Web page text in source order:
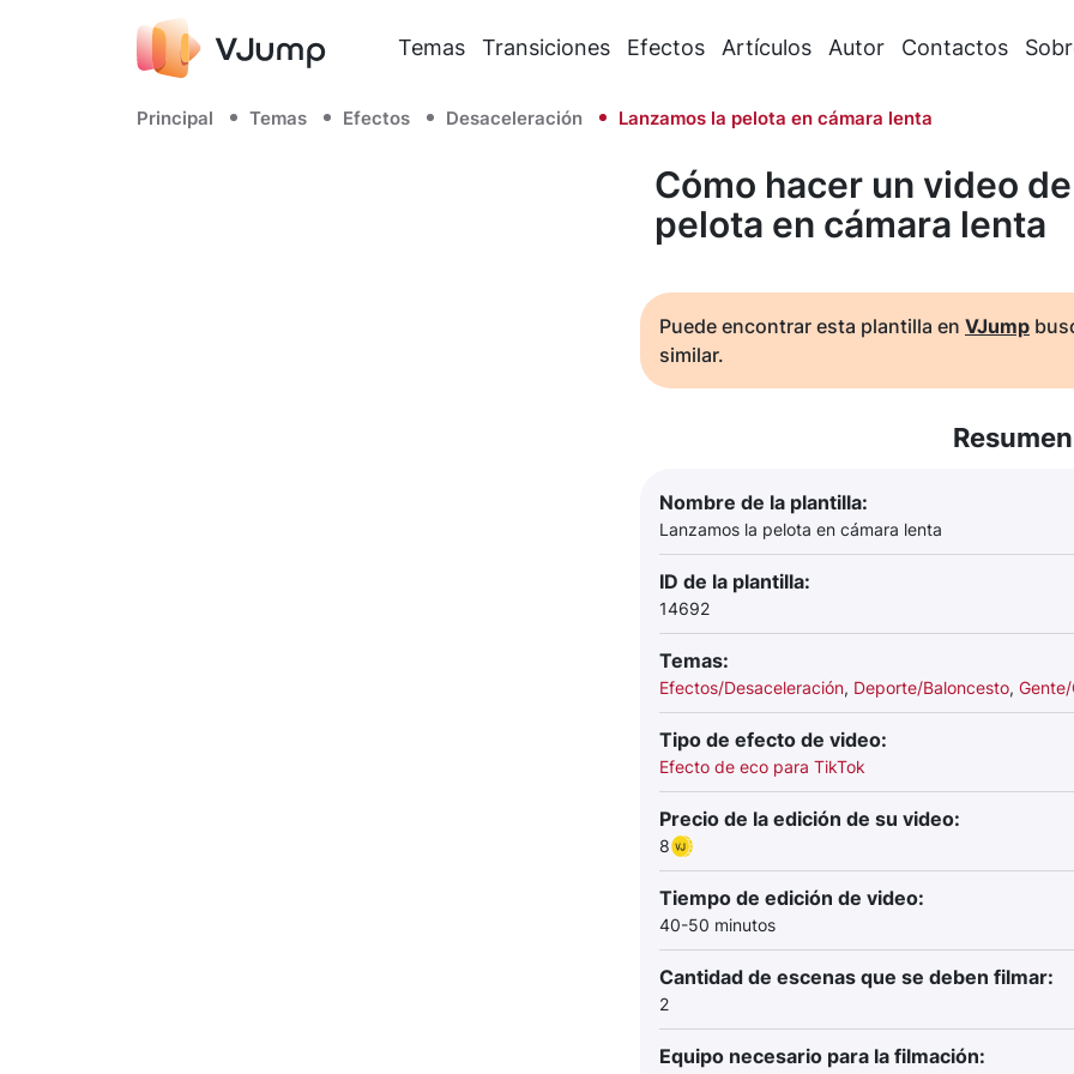
Temas Transiciones Efectos Artículos Autor Contactos
Principal Temas Efectos Desaceleración Lanzamos la pelota en cámara lenta
Cómo hacer un video
pelota en cámara lenta
Puede encontrar esta plantilla en VJump
similar.
Nombre de la plantilla:
Lanzamos la pelota en cámara lenta
ID de la plantilla:
14692
Temas:
Efectos/Desaceleración, Deporte/Baloncesto,
Tipo de efecto de video:
Efecto de eco para TikTok
Precio de la edición de su video:
8
Tiempo de edición de video:
40-50 minutos
Cantidad de escenas que se deben filmar:
2
Equipo necesario para la filmación: